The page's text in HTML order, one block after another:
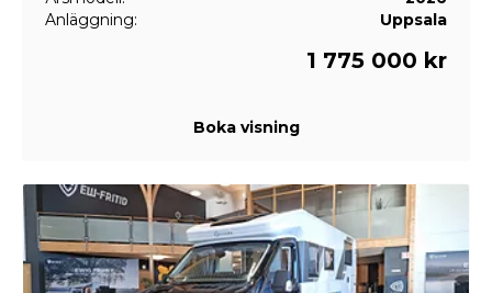
Anläggning:
Uppsala
1 775 000 kr
Boka visning